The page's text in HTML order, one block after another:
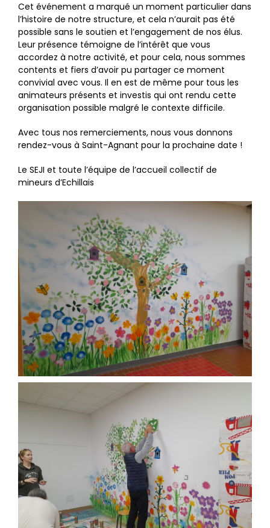
Cet événement a marqué un moment particulier dans
l’histoire de notre structure, et cela n’aurait pas été
possible sans le soutien et l’engagement de nos élus.
Leur présence témoigne de l’intérêt que vous
accordez à notre activité, et pour cela, nous sommes
contents et fiers d’avoir pu partager ce moment
convivial avec vous. Il en est de même pour tous les
animateurs présents et investis qui ont rendu cette
organisation possible malgré le contexte difficile.
Avec tous nos remerciements, nous vous donnons
rendez-vous à Saint-Agnant pour la prochaine date !
Le SEJI et toute l’équipe de l’accueil collectif de
mineurs d’Echillais